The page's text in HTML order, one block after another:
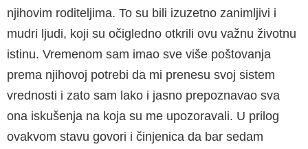
njihovim roditeljima. To su bili izuzetno zanimljivi i
mudri ljudi, koji su očigledno otkrili ovu važnu životnu
istinu. Vremenom sam imao sve više poštovanja
prema njihovoj potrebi da mi prenesu svoj sistem
vrednosti i zato sam lako i jasno prepoznavao sva
ona iskušenja na koja su me upozoravali. U prilog
ovakvom stavu govori i činjenica da bar sedam